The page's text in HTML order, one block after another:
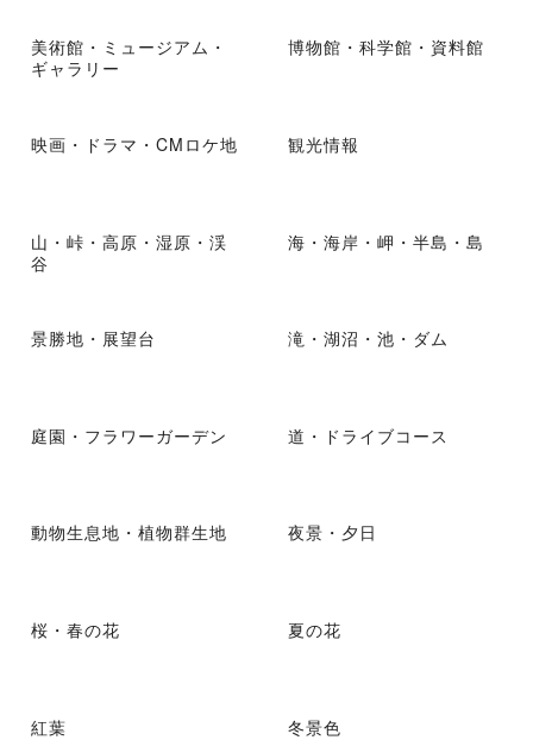
美術館・ミュージアム・
ギャラリー
博物館・科学館・資料館
映画・ドラマ・CMロケ地 観光情報
山・峠・高原・湿原・渓
谷
海・海岸・岬・半島・島
景勝地・展望台 滝・湖沼・池・ダム
庭園・フラワーガーデン 道・ドライブコース
動物生息地・植物群生地 夜景・夕日
桜・春の花 夏の花
紅葉 冬景色